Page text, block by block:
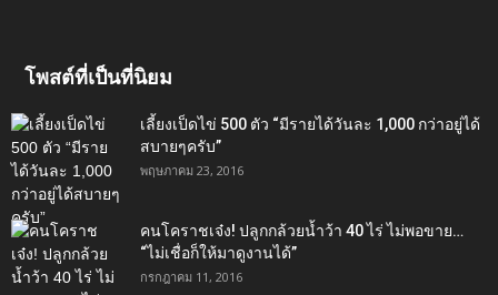
โพสต์ที่เป็นที่นิยม
เลี้ยงเป็ดไข่ 500 ตัว “มีรายได้วันละ 1,000 กว่าอยู่ได้
สบายๆครับ”
พฤษภาคม 23, 2016
คนโคราชเจ๋ง! ปลูกกล้วยน้ำว้า 40 ไร่ ไม่พอขาย…
“ไม่เชื่อก็ให้มาดูงานได้”‬
กรกฎาคม 11, 2016